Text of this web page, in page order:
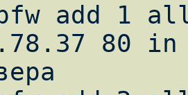
add 1
80 in